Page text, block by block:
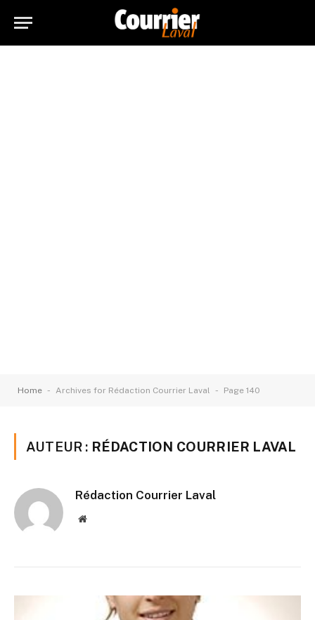
Home - Archives for Rédaction Courrier Laval - Page 140
AUTEUR : RÉDACTION COURRIER LAVAL
Rédaction Courrier Laval
Website